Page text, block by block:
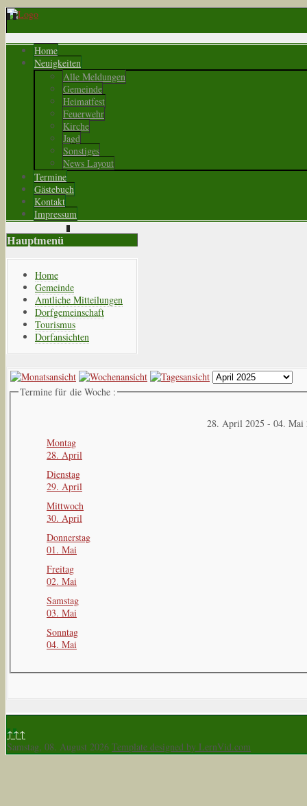
Home
Neuigkeiten
Alle Meldungen
Gemeinde
Heimatfest
Feuerwehr
Kirche
Jagd
Sonstiges
News Layout
Termine
Gästebuch
Kontakt
Impressum
Hauptmenü
Home
Gemeinde
Amtliche Mitteilungen
Dorfgemeinschaft
Tourismus
Dorfansichten
Termine für die Woche :
28. April 2025 - 04. Mai
Montag
28. April
Dienstag
29. April
Mittwoch
30. April
Donnerstag
01. Mai
Freitag
02. Mai
Samstag
03. Mai
Sonntag
04. Mai
↑↑↑
Samstag, 08. August 2026 Template designed by LernVid.com